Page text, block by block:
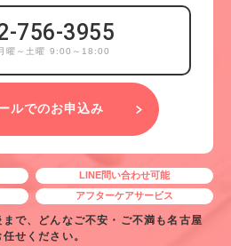
756-3955
曜～土曜 9:00～18:00
ルでのお申込み
LINE問い合わせ可能
アフターケアサービス
で、どんなご不安・ご不満も名古屋
せください。